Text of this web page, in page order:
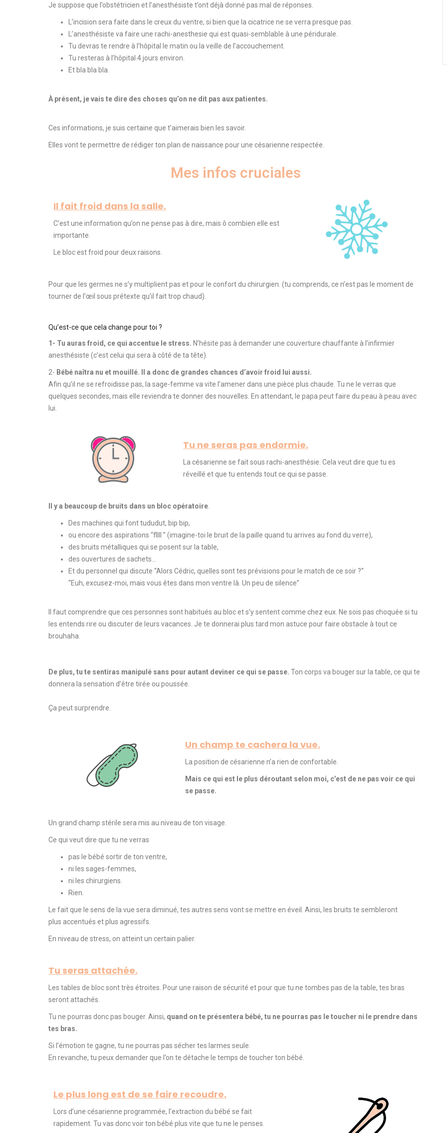
Je suppose que l’obstétricien et l’anesthésiste t’ont déjà donné pas mal de réponses.
L’incision sera faite dans le creux du ventre, si bien que la cicatrice ne se verra presque pas.
L’anesthésiste va faire une rachi-anesthesie qui est quasi-semblable à une péridurale.
Tu devras te rendre à l’hôpital le matin ou la veille de l’accouchement.
Tu resteras à l’hôpital 4 jours environ.
Et bla bla bla.
À présent, je vais te dire des choses qu’on ne dit pas aux patientes.
Ces informations, je suis certaine que t’aimerais bien les savoir.
Elles vont te permettre de rédiger ton plan de naissance pour une césarienne respectée.
Mes infos cruciales
Il fait froid dans la salle.
C’est une information qu’on ne pense pas à dire, mais ô combien elle est
importante.
Le bloc est froid pour deux raisons.
Pour que les germes ne s’y multiplient pas et pour le confort du chirurgien. (tu comprends, ce n’est pas le moment de
tourner de l’œil sous prétexte qu’il fait trop chaud).
Qu’est-ce que cela change pour toi ?
1- Tu auras froid, ce qui accentue le stress. N’hésite pas à demander une couverture chauffante à l’infirmier
anesthésiste (c’est celui qui sera à côté de ta tête).
2- Bébé naîtra nu et mouillé. Il a donc de grandes chances d’avoir froid lui aussi.
Afin qu’il ne se refroidisse pas, la sage-femme va vite l’amener dans une pièce plus chaude. Tu ne le verras que
quelques secondes, mais elle reviendra te donner des nouvelles. En attendant, le papa peutfaire du peau à peau avec
lui.
Tu ne seras pas endormie.
La césarienne se fait sousrachi-anesthésie. Cela veut dire que tu es
réveillé et que tu entends tout ce qui se passe.
Il y a beaucoup de bruits dans un bloc opératoire.
Des machines qui fonttududut, bip bip,
ou encore des aspirations “fllll ” (imagine-toi le bruit de la paille quand tu arrives au fond du verre),
des bruits métalliques qui se posent sur la table,
des ouvertures de sachets…
Et du personnel qui discute “Alors Cédric, quelles sont tes prévisions pour le match de ce soir ?“
“Euh, excusez-moi, mais vous êtes dans mon ventre là. Un peu de silence”
Il faut comprendre que ces personnes sont habitués au bloc et s’y sentent comme chez eux. Ne sois pas choquée si tu
les entends rire ou discuter de leurs vacances. Je te donnerai plus tard mon astuce pour faire obstacle à tout ce
brouhaha.
De plus, tu te sentiras manipulé sans pour autant deviner ce qui se passe. Ton corps va bouger sur la table, ce qui te
donnera la sensation d’être tirée ou poussée.
Ça peut surprendre.
Un champ te cachera la vue.
La position de césarienne n’a rien de confortable.
Mais ce qui est le plus déroutant selon moi, c’est de ne pas voir ce qui
se passe.
Un grand champ stérile sera mis au niveau de ton visage.
Ce qui veut dire que tu ne verras
pas le bébé sortir de ton ventre,
ni les sages-femmes,
ni les chirurgiens.
Rien.
Le fait que le sens de la vue sera diminué, tes autres sens vont se mettre en éveil. Ainsi, les bruits te sembleront
plus accentués et plus agressifs.
En niveau de stress, on atteint un certain palier.
Tu seras attachée.
Les tables de bloc sont très étroites. Pour une raison de sécurité et pour que tu ne tombes pas de la table, tes bras
seront attachés.
Tu ne pourras donc pas bouger. Ainsi, quand on te présentera bébé, tu ne pourras pas le toucher ni le prendre dans
tes bras.
Si l’émotion te gagne, tu ne pourras pas sécher tes larmes seule.
En revanche, tu peux demander que l’on te détache le temps de toucher ton bébé.
Le plus long est de se faire recoudre.
Lors d’une césarienne programmée, l’extraction du bébé se fait
rapidement. Tu vas donc voir ton bébé plus vite que tu ne le penses.